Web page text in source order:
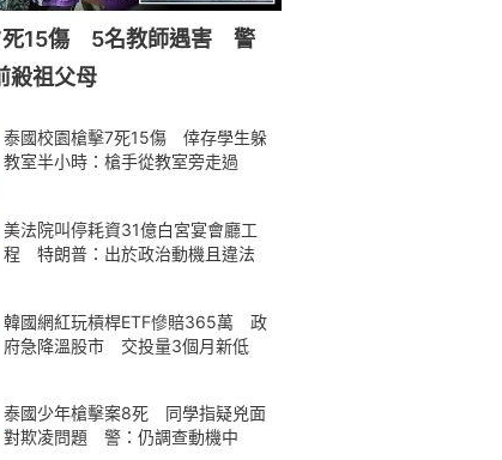
死15傷 5名教師遇害 警
殺祖父母
泰國校園槍擊7死15傷 倖存學生躲
教室半小時：槍手從教室旁走過
美法院叫停耗資31億白宮宴會廳工
程 特朗普：出於政治動機且違法
韓國網紅玩槓桿ETF慘賠365萬 政
府急降溫股市 交投量3個月新低
泰國少年槍擊案8死 同學指疑兇面
對欺凌問題 警：仍調查動機中